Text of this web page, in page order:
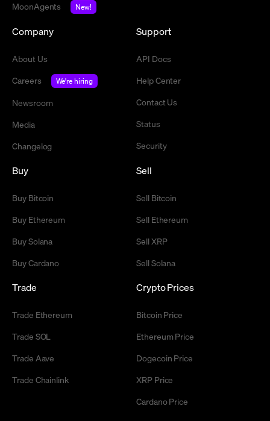
MoonAgents
New!
Company
About Us
Careers
We're hiring
Newsroom
Media
Changelog
Support
API Docs
Help Center
Contact Us
Status
Security
Buy
Buy Bitcoin
Buy Ethereum
Buy Solana
Buy Cardano
Sell
Sell Bitcoin
Sell Ethereum
Sell XRP
Sell Solana
Trade
Trade Ethereum
Trade SOL
Trade Aave
Trade Chainlink
Crypto Prices
Bitcoin Price
Ethereum Price
Dogecoin Price
XRP Price
Cardano Price